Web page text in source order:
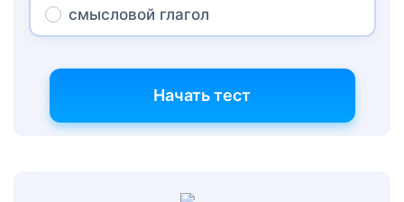
смысловой глагол
Начать тест